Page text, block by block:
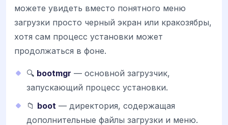
можете увидеть вместо понятного меню
загрузки просто черный экран или кракозябры,
хотя сам процесс установки может
продолжаться в фоне.
🔍 bootmgr — основной загрузчик,
запускающий процесс установки.
📁 boot — директория, содержащая
дополнительные файлы загрузки и меню.